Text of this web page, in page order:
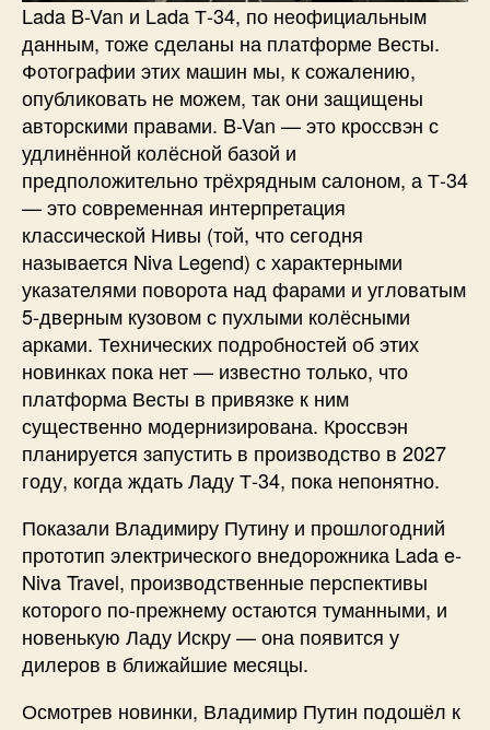
Lada B-Van и Lada Т-34, по неофициальным
данным, тоже сделаны на платформе Весты.
Фотографии этих машин мы, к сожалению,
опубликовать не можем, так они защищены
авторскими правами. B-Van — это кроссвэн с
удлинённой колёсной базой и
предположительно трёхрядным салоном, а Т-34
— это современная интерпретация
классической Нивы (той, что сегодня
называется Niva Legend) с характерными
указателями поворота над фарами и угловатым
5-дверным кузовом с пухлыми колёсными
арками. Технических подробностей об этих
новинках пока нет — известно только, что
платформа Весты в привязке к ним
существенно модернизирована. Кроссвэн
планируется запустить в производство в 2027
году, когда ждать Ладу Т-34, пока непонятно.
Показали Владимиру Путину и прошлогодний
прототип электрического внедорожника Lada e-
Niva Travel, производственные перспективы
которого по-прежнему остаются туманными, и
новенькую Ладу Искру — она появится у
дилеров в ближайшие месяцы.
Осмотрев новинки, Владимир Путин подошёл к